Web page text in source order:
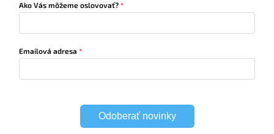
Ako Vás môžeme oslovovať?
Emailová adresa
Odoberať novinky